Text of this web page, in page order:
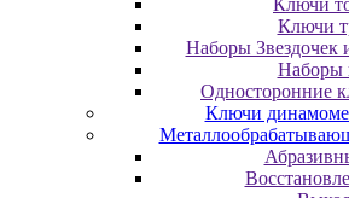
Ключи
Ключи
Наборы Звездочек
Наборы
Односторонние
Ключи